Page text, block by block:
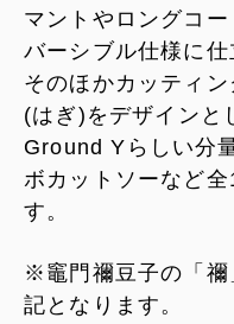
マントやロングコ
バーシブル仕様に仕
そのほかカッティ
(はぎ)をデザインと
Ground Yらしい分
ボカットソーなど
す。
※竈門禰豆子の「禰
記となります。